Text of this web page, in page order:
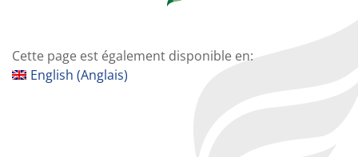
Cette page est également disponible en:
English (Anglais)